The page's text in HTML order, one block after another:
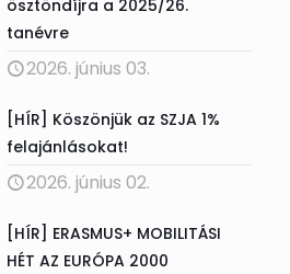
ösztöndíjra a 2025/26.
tanévre
2026. június 03.
[HÍR] Köszönjük az SZJA 1%
felajánlásokat!
2026. június 02.
[HÍR] ERASMUS+ MOBILITÁSI
HÉT AZ EURÓPA 2000